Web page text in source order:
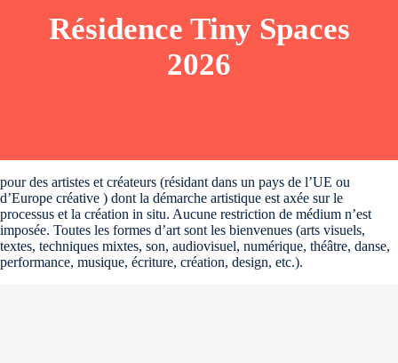
Résidence Tiny Spaces
2026
pour des artistes et créateurs (résidant dans un pays de l’UE ou
d’Europe créative ) dont la démarche artistique est axée sur le
processus et la création in situ. Aucune restriction de médium n’est
imposée. Toutes les formes d’art sont les bienvenues (arts visuels,
textes, techniques mixtes, son, audiovisuel, numérique, théâtre, danse,
performance, musique, écriture, création, design, etc.).